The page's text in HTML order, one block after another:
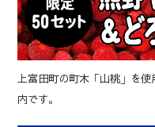
上富田町の町木「山桃」を
内です。